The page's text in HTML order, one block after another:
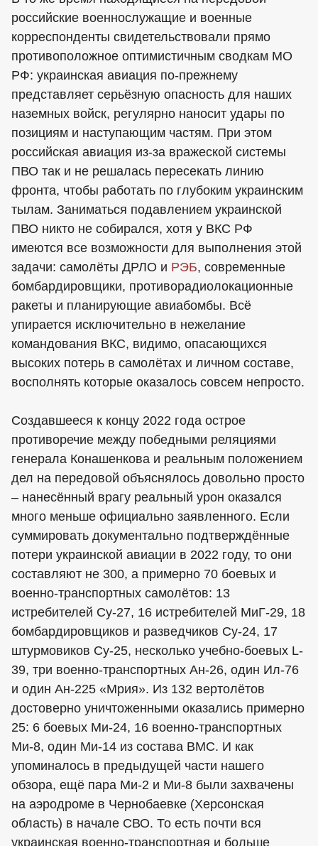
российские военнослужащие и военные
корреспонденты свидетельствовали прямо
противоположное оптимистичным сводкам МО
РФ: украинская авиация по-прежнему
представляет серьёзную опасность для наших
наземных войск, регулярно наносит удары по
позициям и наступающим частям. При этом
российская авиация из-за вражеской системы
ПВО так и не решалась пересекать линию
фронта, чтобы работать по глубоким украинским
тылам. Заниматься подавлением украинской
ПВО никто не собирался, хотя у ВКС РФ
имеются все возможности для выполнения этой
задачи: самолёты ДРЛО и РЭБ, современные
бомбардировщики, противорадиолокационные
ракеты и планирующие авиабомбы. Всё
упирается исключительно в нежелание
командования ВКС, видимо, опасающихся
высоких потерь в самолётах и личном составе,
восполнять которые оказалось совсем непросто.
Создавшееся к концу 2022 года острое
противоречие между победными реляциями
генерала Конашенкова и реальным положением
дел на передовой объяснялось довольно просто
– нанесённый врагу реальный урон оказался
много меньше официально заявленного. Если
суммировать документально подтверждённые
потери украинской авиации в 2022 году, то они
составляют не 300, а примерно 70 боевых и
военно-транспортных самолётов: 13
истребителей Су-27, 16 истребителей МиГ-29, 18
бомбардировщиков и разведчиков Су-24, 17
штурмовиков Су-25, несколько учебно-боевых L-
39, три военно-транспортных Ан-26, один Ил-76
и один Ан-225 «Мрия». Из 132 вертолётов
достоверно уничтоженными оказались примерно
25: 6 боевых Ми-24, 16 военно-транспортных
Ми-8, один Ми-14 из состава ВМС. И как
упоминалось в предыдущей части нашего
обзора, ещё пара Ми-2 и Ми-8 были захвачены
на аэродроме в Чернобаевке (Херсонская
область) в начале СВО. То есть почти вся
украинская военно-транспортная и больше